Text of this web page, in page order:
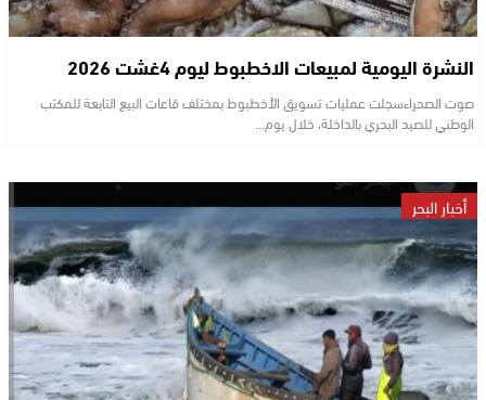
النشرة اليومية لمبيعات الاخطبوط ليوم 4غشت 2026
صوت الصحراءسجلت عمليات تسويق الأخطبوط بمختلف قاعات البيع التابعة للمكتب
الوطني للصيد البحري بالداخلة، خلال يوم…
أخبار البحر